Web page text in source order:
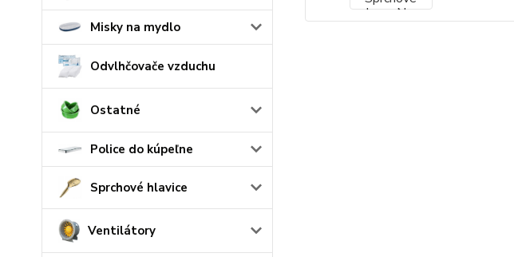
Misky na mydlo
Odvlhčovače vzduchu
Ostatné
Police do kúpeľne
Sprchové hlavice
Ventilátory